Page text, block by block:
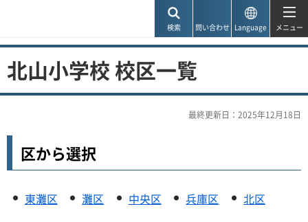
検索 問い合わせ Language メニュー
北山小学校 校区一覧
最終更新日：2025年12月18日
区から選択
東灘区 灘区 中央区 兵庫区
北区